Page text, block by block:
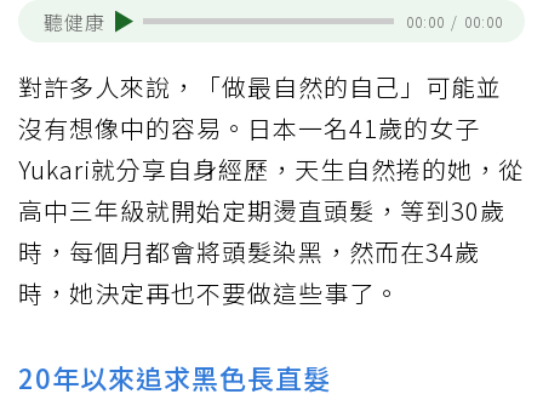
聽健康 00:00 / 00:00
對許多人來說，「做最自然的自己」可能並
沒有想像中的容易。日本一名41歲的女子
Yukari就分享自身經歷，天生自然捲的她，從
高中三年級就開始定期燙直頭髮，等到30歲
時，每個月都會將頭髮染黑，然而在34歲
時，她決定再也不要做這些事了。
20年以來追求黑色長直髮